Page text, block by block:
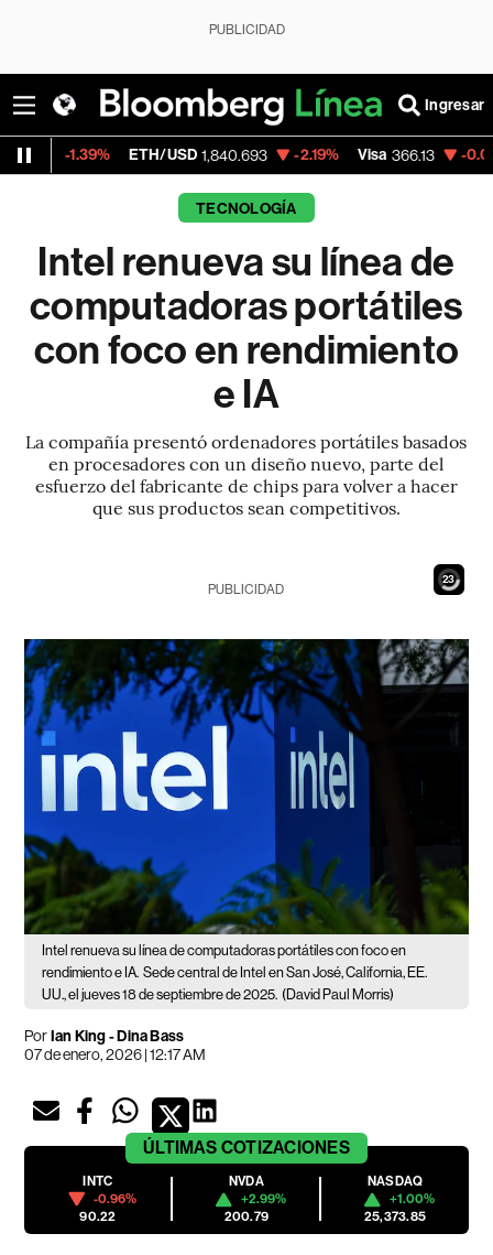
PUBLICIDAD
Ingresar
ETH/USD 1,840.693 -2.19% Visa 366.13 -0.04%
TECNOLOGÍA
Intel renueva su línea de
computadoras portátiles
con foco en rendimiento
e IA
La compañía presentó ordenadores portátiles basados
en procesadores con un diseño nuevo, parte del
esfuerzo del fabricante de chips para volver a hacer
que sus productos sean competitivos.
21
PUBLICIDAD
Intel renueva su línea de computadoras portátiles con foco en
rendimiento e IA. Sede central de Intel en San José, California, EE.
UU., el jueves 18 de septiembre de 2025. (David Paul Morris)
PorIan King - Dina Bass
07 de enero, 2026 | 12:17 AM
ÚLTIMAS COTIZACIONES
INTC
-0.96%
90.22
NVDA
+2.99%
200.79
NASDAQ
+1.00%
25,373.85